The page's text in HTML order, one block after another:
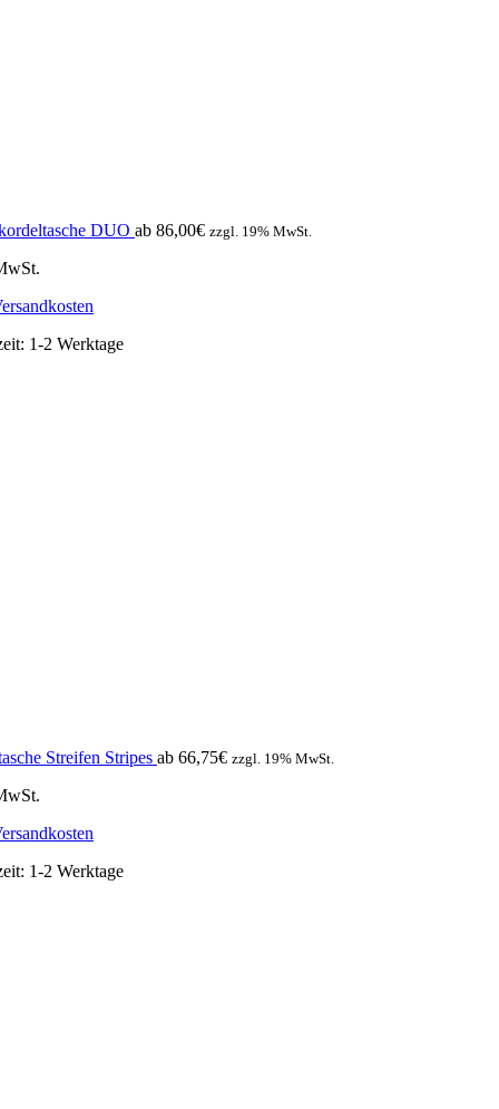
DUO ab 86,00€ zzgl. 19% MwSt.
1-2 Werktage
Streifen Stripes ab 66,75€ zzgl. 19% MwSt.
1-2 Werktage